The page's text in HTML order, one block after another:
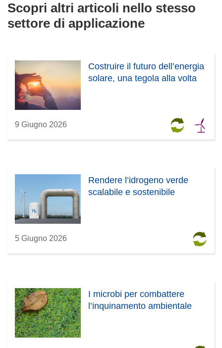
Scopri altri articoli nello stesso
settore di applicazione
Costruire il futuro dell’energia
solare, una tegola alla volta
9 Giugno 2026
Rendere l’idrogeno verde
scalabile e sostenibile
5 Giugno 2026
I microbi per combattere
l’inquinamento ambientale